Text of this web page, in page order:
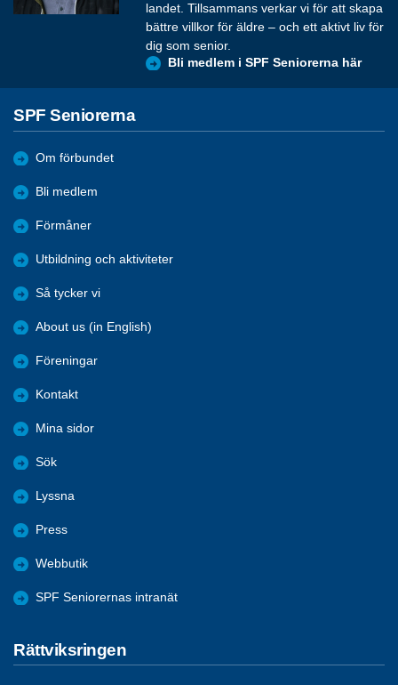
landet. Tillsammans verkar vi för att skapa
bättre villkor för äldre – och ett aktivt liv för
dig som senior.
Bli medlem i SPF Seniorerna här
SPF Seniorerna
Om förbundet
Bli medlem
Förmåner
Utbildning och aktiviteter
Så tycker vi
About us (in English)
Föreningar
Kontakt
Mina sidor
Sök
Lyssna
Press
Webbutik
SPF Seniorernas intranät
Rättviksringen